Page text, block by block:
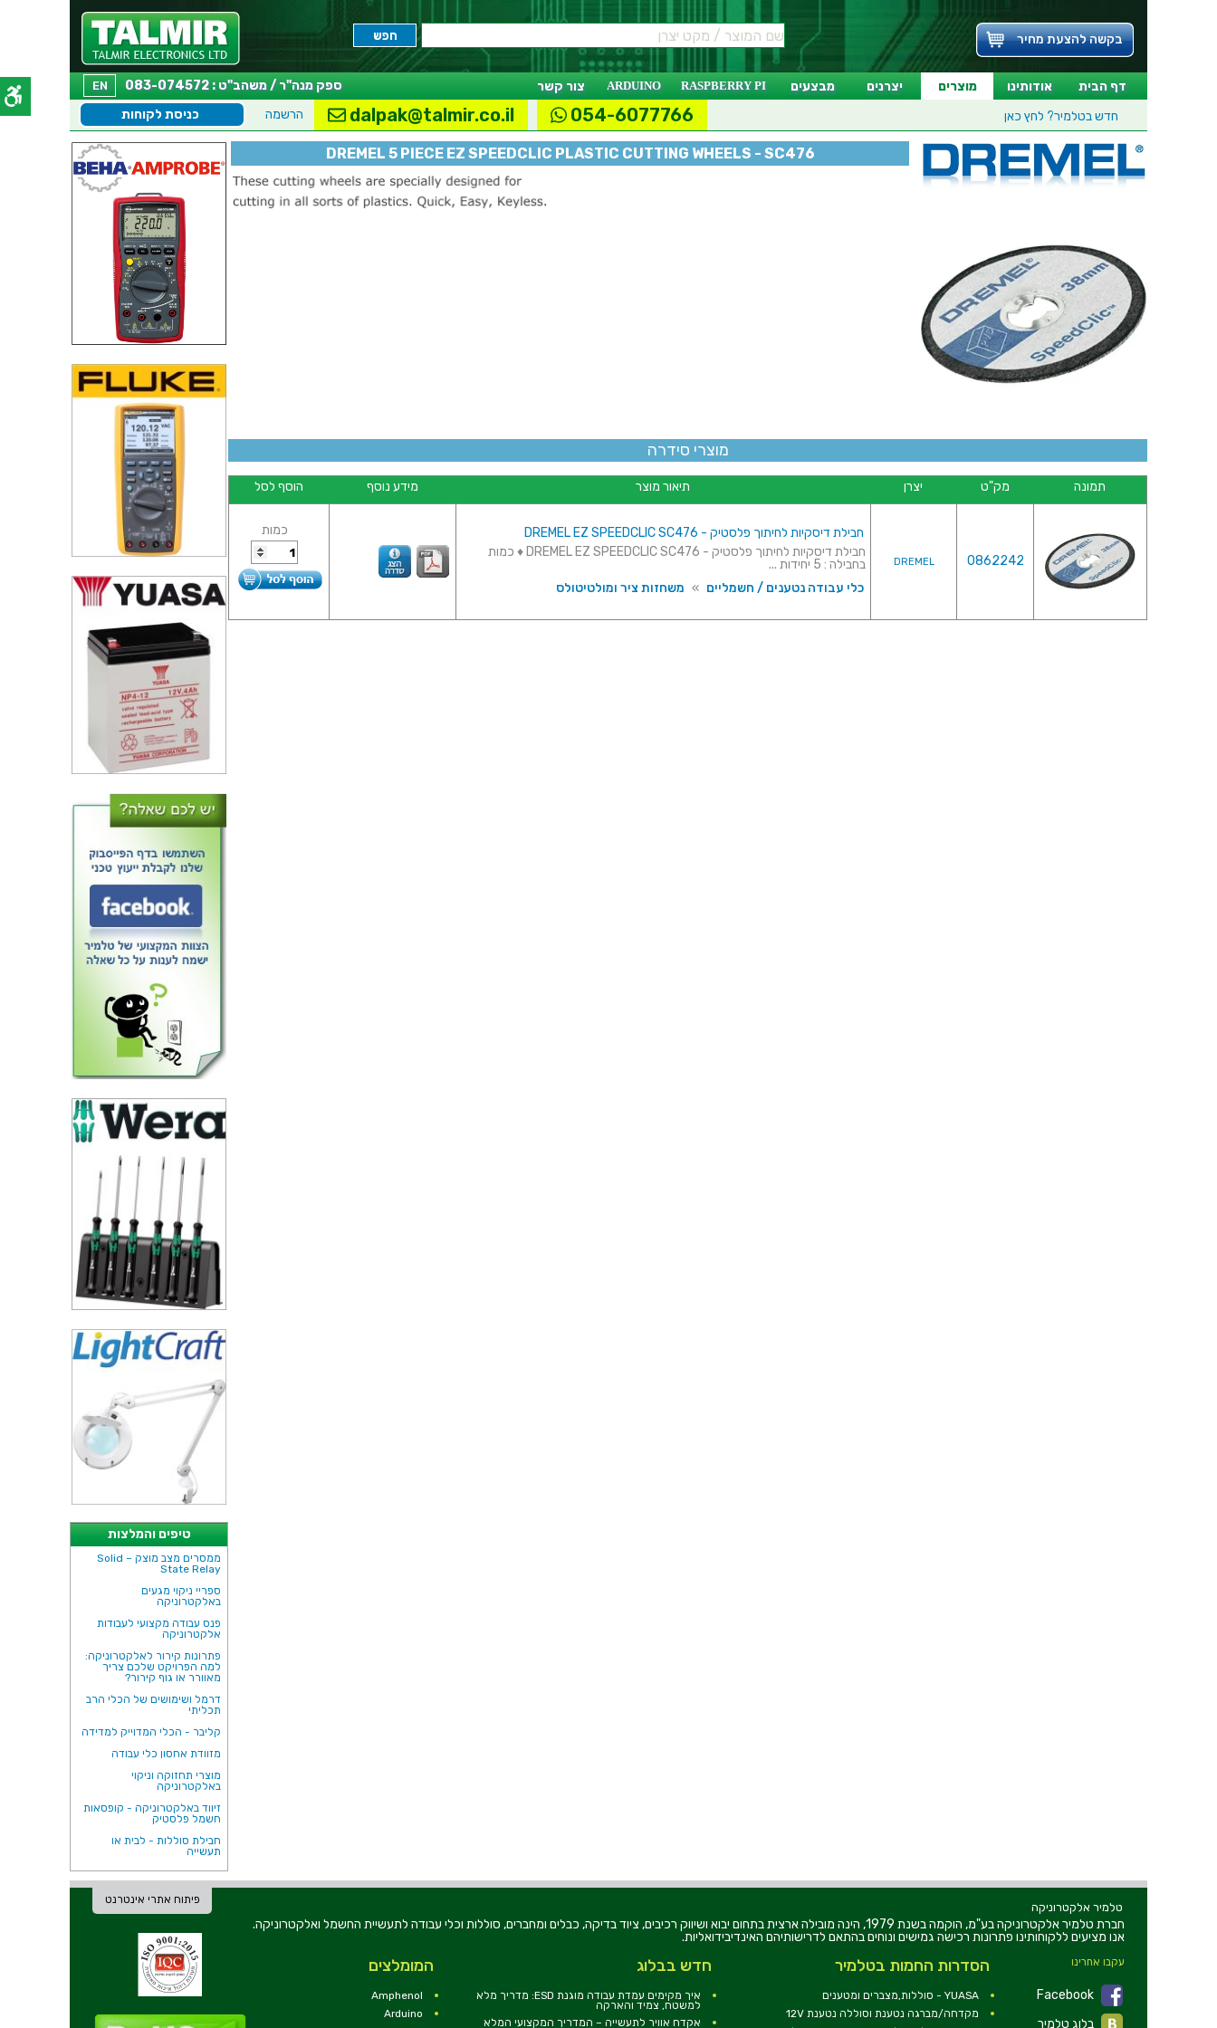
בקשה להצעת מחיר
דף הבית אודותינו מוצרים יצרנים מבצעים RASPBERRY PI
ARDUINO צור קשר EN
ספק מנה"ר / משהב"ט : 083-074572
חדש בטלמיר? לחץ כאן כניסת לקוחות הרשמה dalpak@talmir.co.il 054-6077766
טיפים והמלצות
ממסרים מצב מוצק – Solid
State Relay
ספריי ניקוי מגעים
באלקטרוניקה
פנס עבודה מקצועי לעבודות
אלקטרוניקה
פתרונות קירור לאלקטרוניקה:
למה הפרויקט שלכם צריך
מאוורר או גוף קירור?
דרמל ושימושים של הכלי הרב
תכליתי
קליבר - הכלי המדוייק למדידה
מזוודת אחסון כלי עבודה
מוצרי תחזוקה וניקוי
באלקטרוניקה
זיווד באלקטרוניקה - קופסאות
חשמל פלסטיק
חבילת סוללות - לבית או
תעשייה
DREMEL 5 PIECE EZ SPEEDCLIC PLASTIC CUTTING WHEELS - SC476
מוצרי סידרה
תמונה מק"ט יצרן תיאור מוצר מידע נוסף הוסף לסל
0862242
DREMEL
חבילת דיסקיות לחיתוך פלסטיק - DREMEL EZ SPEEDCLIC SC476
חבילת דיסקיות לחיתוך פלסטיק - DREMEL EZ SPEEDCLIC SC476 ♦ כמות
בחבילה : 5 יחידות ...
כלי עבודה נטענים / חשמליים » משחזות ציר ומולטיטולס
כמות
פיתוח אתרי אינטרנט
טלמיר אלקטרוניקה
חברת טלמיר אלקטרוניקה בע"מ, הוקמה בשנת 1979, הינה מובילה ארצית בתחום יבוא ושיווק רכיבים, ציוד בדיקה, כבלים ומחברים, סוללות וכלי עבודה לתעשיית החשמל ואלקטרוניקה.
אנו מציעים ללקוחותינו פתרונות רכישה גמישים ונוחים בהתאם לדרישותיהם האינדיבידואליות.
עקבו אחרינו
Facebook
המומלצים
Amphenol
Arduino
חדש בבלוג
איך מקימים עמדת עבודה מוגנת ESD: מדריך מלא
למשטח, צמיד והארקה
אקדח אוויר לתעשייה – המדריך המקצועי המלא
הסדרות החמות בטלמיר
YUASA - סוללות,מצברים ומטענים
מקדחה/מברגה נטענת וסוללה נטענת 12V